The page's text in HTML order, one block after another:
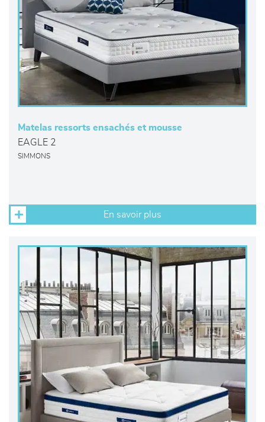
Matelas ressorts ensachés et mousse
EAGLE 2
SIMMONS
En savoir plus